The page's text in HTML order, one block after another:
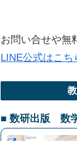
お問い合せや無
LINE公式はこち
■ 数研出版 数